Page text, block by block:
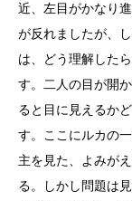
近、左目がかなり
が反れましたが、
は、どう理解した
す。二人の目が開
ると目に見えるか
す。ここにルカの
主を見た、よみが
る。しかし問題は